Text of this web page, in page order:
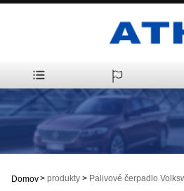
Domov> produkty > Palivové čerpadlo